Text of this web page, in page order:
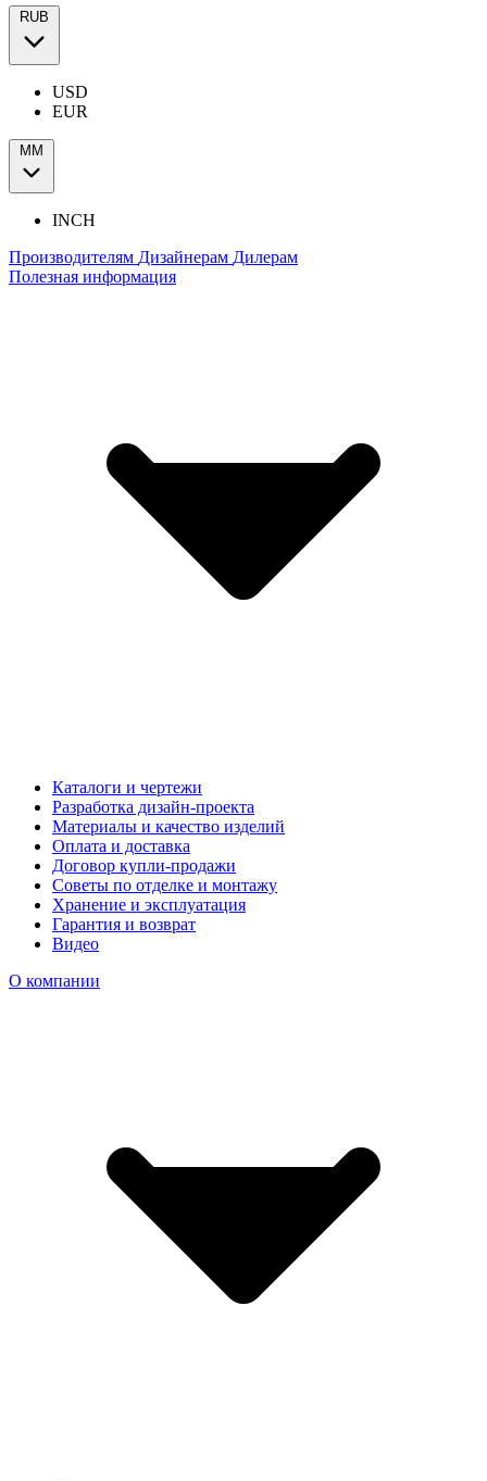
RUB
USD
EUR
ММ
INCH
Производителям Дизайнерам Дилерам
Полезная информация
Каталоги и чертежи
Разработка дизайн-проекта
Материалы и качество изделий
Оплата и доставка
Договор купли-продажи
Советы по отделке и монтажу
Хранение и эксплуатация
Гарантия и возврат
Видео
О компании